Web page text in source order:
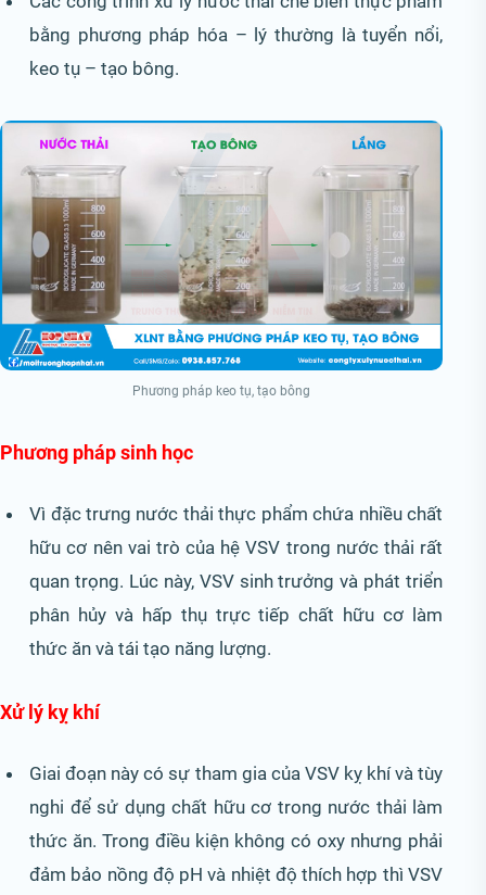
bằng phương pháp hóa – lý thường là tuyển nổi,
keo tụ – tạo bông.
Phương pháp keo tụ, tạo bông
Phương pháp sinh học
Vì đặc trưng nước thải thực phẩm chứa nhiều chất
hữu cơ nên vai trò của hệ VSV trong nước thải rất
quan trọng. Lúc này, VSV sinh trưởng và phát triển
phân hủy và hấp thụ trực tiếp chất hữu cơ làm
thức ăn và tái tạo năng lượng.
Xử lý kỵ khí
Giai đoạn này có sự tham gia của VSV kỵ khí và tùy
nghi để sử dụng chất hữu cơ trong nước thải làm
thức ăn. Trong điều kiện không có oxy nhưng phải
đảm bảo nồng độ pH và nhiệt độ thích hợp thì VSV